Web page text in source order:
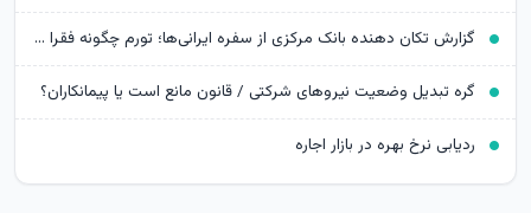
گزارش تکان‌ دهنده بانک مرکزی از سفره ایرانی‌ها؛ تورم چگونه فقرا را فقیرتر کرد؟
گره تبدیل وضعیت نیروهای شرکتی / قانون مانع است یا پیمانکاران؟
ردیابی نرخ بهره در بازار اجاره